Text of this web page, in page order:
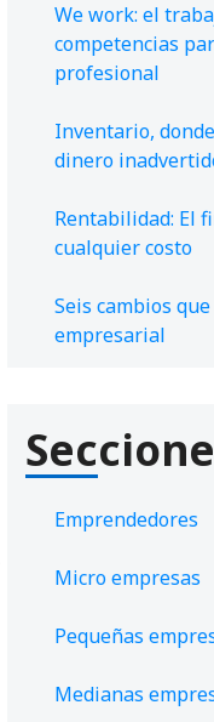
We work: el
competencias
profesional
Inventario,
dinero
Rentabilidad: El
cualquier costo
Seis cambios
empresarial
Emprendedores
Micro empresas
Pequeñas
Medianas